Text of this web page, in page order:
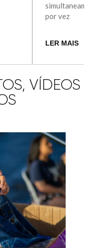
por vez
LER MAIS
VÍDEOS